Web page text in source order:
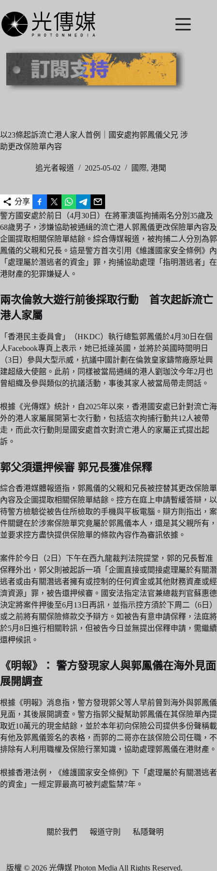
至
主
內
以23條起訴流亡港人家人首例｜國安處拘郭鳳儀父兄 涉
助更改保險單內容
追光者報道 2025-05-02 國際, 港聞
分享
警方國安處於前日（4月30日）在將軍澳區拘捕兩名分別35歲及
68歲男子，涉嫌協助被通緝的流亡港人郭鳳儀更改保險單內容及
企圖提取相關保險單結餘。綜合傳媒報道，被拘捕二人分別為郭
鳳儀的父親和兄長。這是警方首次引用《維護國家安全條例》內
「處理屬於潛逃者的資金」罪，拘捕協助處理「指明潛逃者」在
港財產的犯罪嫌疑人。
兩次倫敦大遊行前後採取行動 首次起訴流亡
港人家屬
「香港民主委員會」（HKDC）執行總監郭鳳儀於4月30日在個
人Facebook專頁上表示，她已抵達英國，並將於英國時間明日
（3日）參與大型示威，抗議中國計劃在倫敦皇家鑄幣廠原址興
建超級大使館。此前，同樣被當局通緝的港人劉珈汶今年2月也
曾組織及參與類似的抗議活動，事後其家人被當局帶走問話。
根據《光傳媒》統計，自2025年以來，香港國安處已針對流亡海
外的港人家屬展開第七次行動，包括這次拘捕行動共12人被帶
走，而此次行動則是國安處首次對流亡港人的家屬正式提出起
訴。
郭父須還押候審 郭兄長獲准保釋
綜合香港媒體報道指，郭鳳儀的父親和兄長被控替其更改保險單
內容及企圖提取相關保險單結餘。控方在庭上申請暫緩答辯，以
待警方檢驗從被告住所檢取的手機與平板電腦。辯方則指出，案
件關鍵在於涉案保險單究竟屬於郭鳳儀本人，還是其父親所有，
並要求控方盡快提供保險單的條款內容作為審訊依據。
案件於今日（2日）下午在西九龍裁判法院提堂，郭的兄長暫准
保釋外出，郭父則被起訴一項「企圖直接或間接處理屬於有關潛
逃者或由有關潛逃者擁有或控制的任何資金或其他財務資產或經
濟資源」罪，被告還押候審。國安法指定法官兼總裁判官蘇惠德
決定將案件押後至6月13日再訊，並指示控方須於下周二（6日）
或之前將有關保險條款交予辯方。如被告有意申請保釋，法庭將
於5月8日進行相關聆訊，但被告今日並無提出保釋申請，需繼續
還柙候訊。
《明報》： 警方發現家人與郭鳳儀在海外見面
展開調查
根據《明報》消息指，警方發現郭父等人早前曾到海外與郭鳳儀
見面，其後展開調查。警方指郭父擬幫助郭鳳儀在其保險單內提
取近10萬元的現金結餘，並於本年初向保險公司提供多份聲稱載
有他及郭鳳儀簽名的表格，而郭的二哥亦在該保險公司任職，不
排除有人利用職權及保險行業知識，協助處理郭鳳儀在港財產。
根據香港法例，《維護國家安全條例》下「處理屬於有關潛逃者
的資金」一經定罪最高可被判處監禁7年。
關於我們 報道守則 私隱聲明
版權 © 2026 光傳媒 Photon Media All Rights Reserved.